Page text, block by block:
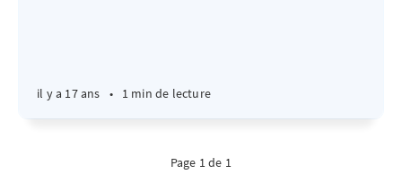
il y a 17 ans • 1 min de lecture
Page 1 de 1